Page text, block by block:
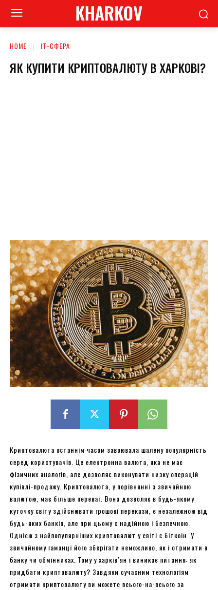
KHARKOV
HOME ІТ-СФЕРА
ЯК КУПИТИ КРИПТОВАЛЮТУ В ХАРКОВІ?
Криптовалюта останнім часом завоювала шалену популярність
серед користувачів. Це електронна валюта, яка не має
фізичних аналогів, але дозволяє виконувати низку операцій
купівлі-продажу. Криптовалюта, у порівнянні з звичайною
валютою, має більше переваг. Вона дозволяє в будь-якому
куточку світу здійснювати грошові перекази, є незалежною від
будь-яких банків, але при цьому є надійною і безпечною.
Однією з найпопулярніших криптовалют у світі є біткоін. У
звичайному гаманці його зберігати неможливо, як і отримати в
банку чи обмінниках. Тому у харків’ян і виникає питання: як
придбати криптовалюту? Завдяки сучасним технологіям
отримати криптовалюту ви можете всього-на-всього за